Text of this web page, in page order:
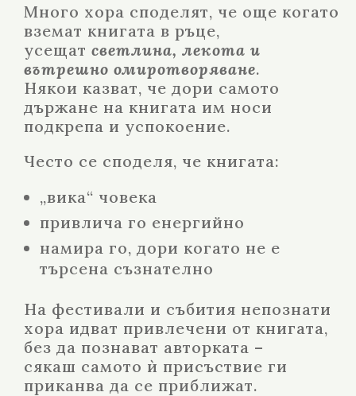
Много хора споделят, че още когато
вземат книгата в ръце,
усещат светлина, лекота и
вътрешно омиротворяване.
Някои казват, че дори самото
държане на книгата им носи
подкрепа и успокоение.
Често се споделя, че книгата:
„вика“ човека
привлича го енергийно
намира го, дори когато не е
търсена съзнателно
На фестивали и събития непознати
хора идват привлечени от книгата,
без да познават авторката –
сякаш самото ѝ присъствие ги
приканва да се приближат.